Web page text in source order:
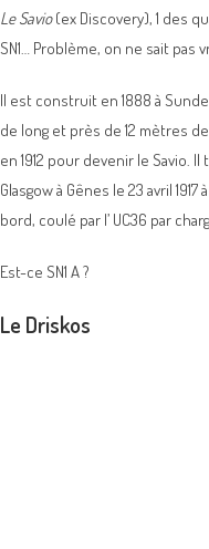
Le Savio(ex Discovery), 1 des
SN1… Problème, on ne sait pas
Il est construit en 1888 à
de long et près de 12 mètres
en 1912 pour devenir le Savio.
Glasgow à Gênes le 23 avril
bord, coulé par l’ UC36 par
Est-ce SN1 A ?
Le Driskos